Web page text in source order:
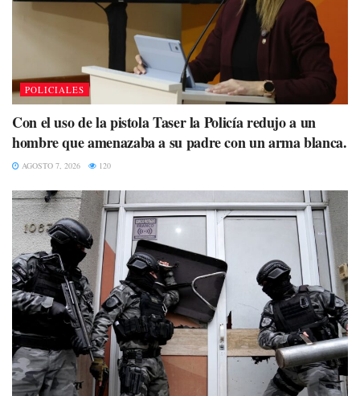
POLICIALES
Con el uso de la pistola Taser la Policía redujo a un
hombre que amenazaba a su padre con un arma blanca.
AGOSTO 7, 2026 120